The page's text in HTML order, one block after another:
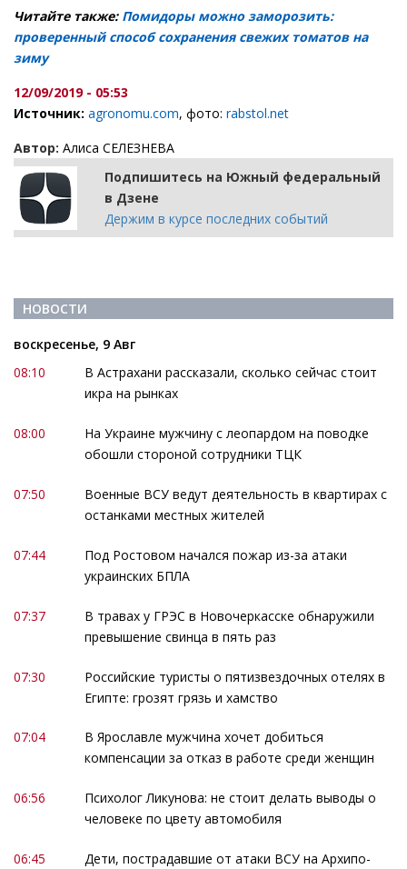
Читайте также: Помидоры можно заморозить:
проверенный способ сохранения свежих томатов на
зиму
12/09/2019 - 05:53
Источник: agronomu.com, фото: rabstol.net
Автор: Алиса СЕЛЕЗНЕВА
Подпишитесь на Южный федеральный
в Дзене
Держим в курсе последних событий
НОВОСТИ
воскресенье, 9 Авг
08:10
В Астрахани рассказали, сколько сейчас стоит
икра на рынках
08:00
На Украине мужчину с леопардом на поводке
обошли стороной сотрудники ТЦК
07:50
Военные ВСУ ведут деятельность в квартирах с
останками местных жителей
07:44
Под Ростовом начался пожар из-за атаки
украинских БПЛА
07:37
В травах у ГРЭС в Новочеркасске обнаружили
превышение свинца в пять раз
07:30
Российские туристы о пятизвездочных отелях в
Египте: грозят грязь и хамство
07:04
В Ярославле мужчина хочет добиться
компенсации за отказ в работе среди женщин
06:56
Психолог Ликунова: не стоит делать выводы о
человеке по цвету автомобиля
06:45
Дети, пострадавшие от атаки ВСУ на Архипо-